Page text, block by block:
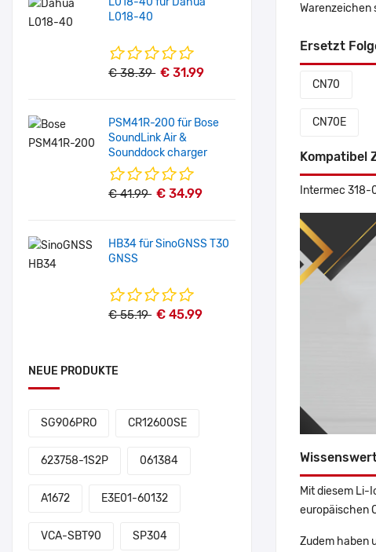
L018-40
€ 38.39 € 31.99
PSM41R-200 für Bose
SoundLink Air &
Sounddock charger
€ 41.99 € 34.99
HB34 für SinoGNSS T30
GNSS
€ 55.19 € 45.99
NEUE PRODUKTE
SG906PRO CR12600SE
623758-1S2P 061384
A1672 E3E01-60132
VCA-SBT90 SP304
Warenzeichen
Ersetzt
CN70
CN70E
Kompatibel
Intermec
Mit diesem Li-
europäischen
Zudem haben